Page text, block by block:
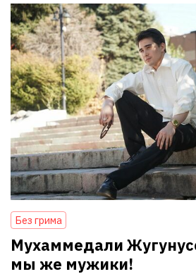
Без грима
Мухаммедали
мы же мужики!